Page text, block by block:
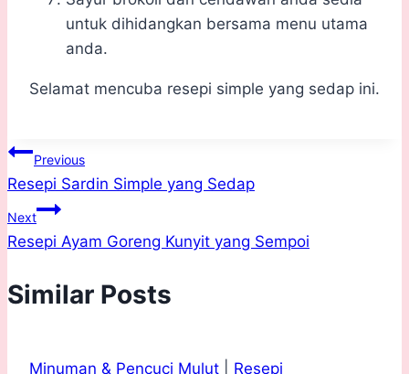
untuk dihidangkan bersama menu utama
anda.
Selamat mencuba resepi simple yang sedap ini.
Post
navigation
Previous
Resepi Sardin Simple yang Sedap
Next
Resepi Ayam Goreng Kunyit yang Sempoi
Similar Posts
Minuman & Pencuci Mulut Resepi